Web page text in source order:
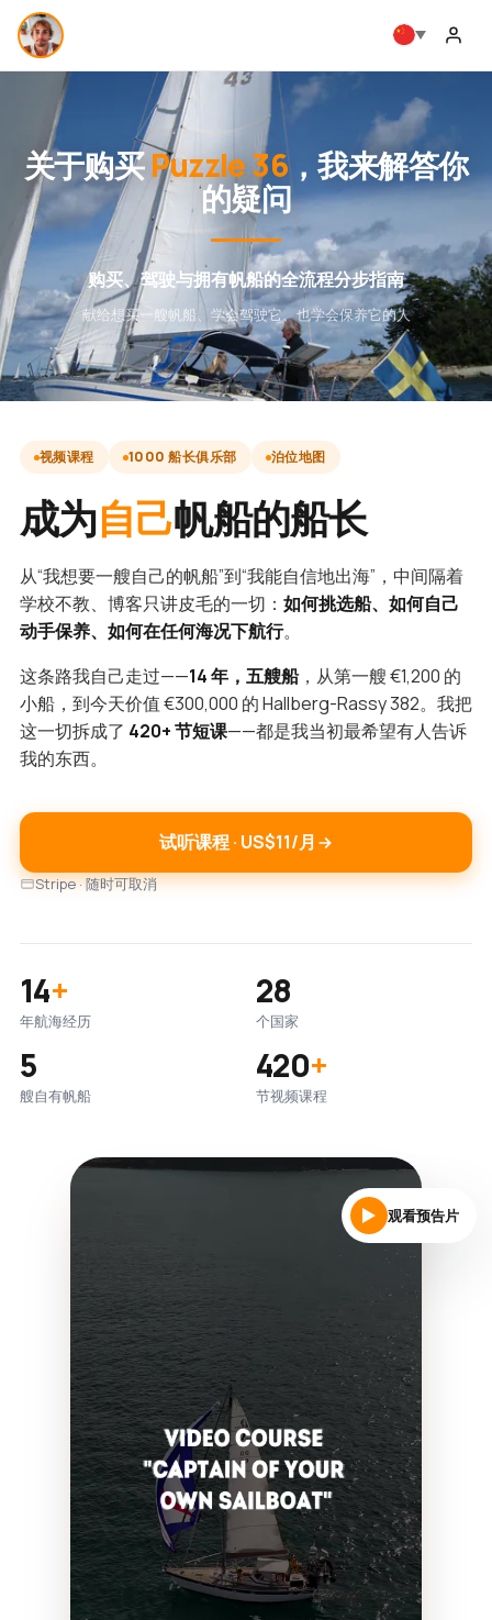
关于购买Puzzle 36，我来解答你
的疑问
购买、驾驶与拥有帆船的全流程分步指南
献给想买一艘帆船、学会驾驶它、也学会保养它的人
视频课程 1000 船长俱乐部 泊位地图
成为自己帆船的船长
从“我想要一艘自己的帆船”到“我能自信地出海”，中间隔着
学校不教、博客只讲皮毛的一切： 如何挑选船、如何自己
动手保养、如何在任何海况下航行。
这条路我自己走过——14 年，五艘船，从第一艘 €1,200 的
小船，到今天价值 €300,000 的 Hallberg-Rassy 382。我把
这一切拆成了 420+ 节短课——都是我当初最希望有人告诉
我的东西。
试听课程 · US$11/月
Stripe · 随时可取消
14+
年航海经历
28
个国家
5
艘自有帆船
420+
节视频课程
观看预告片